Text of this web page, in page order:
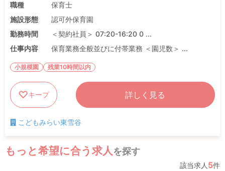
職種
保育士
施設形態
認可外保育園
勤務時間
＜契約社員＞ 07:20-16:20 0 ...
仕事内容
保育業務全般並びに付帯業務 ＜園児数＞ ...
小規模園 残業10時間以内
キープ 詳しく見る
こどもみらい東雪谷
もっと希望に合う求人を探す
該当求人 5件